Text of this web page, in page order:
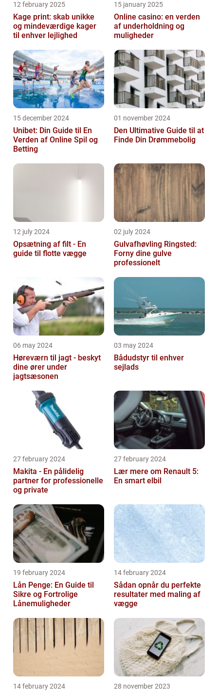
12 february 2025
Kage print: skab unikke
og mindeværdige kager
til enhver lejlighed
15 january 2025
Online casino: en verden
af underholdning og
muligheder
15 december 2024
Unibet: Din Guide til En
Verden af Online Spil og
Betting
01 november 2024
Den Ultimative Guide til at
Finde Din Drømmebolig
12 july 2024
Opsætning af filt - En
guide til flotte vægge
02 july 2024
Gulvafhøvling Ringsted:
Forny dine gulve
professionelt
06 may 2024
Høreværn til jagt - beskyt
dine ører under
jagtsæsonen
03 may 2024
Bådudstyr til enhver
sejlads
27 february 2024
Makita - En pålidelig
partner for professionelle
og private
27 february 2024
Lær mere om Renault 5:
En smart elbil
19 february 2024
Lån Penge: En Guide til
Sikre og Fortrolige
Lånemuligheder
14 february 2024
Sådan opnår du perfekte
resultater med maling af
vægge
14 february 2024 28 november 2023